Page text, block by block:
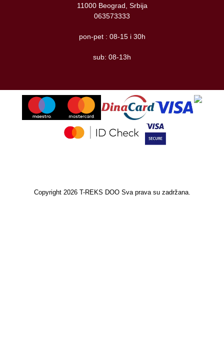
11000 Beograd, Srbija
063573333
pon-pet : 08-15 i 30h
sub: 08-13h
Copyright 2026 T-REKS DOO Sva prava su zadržana.